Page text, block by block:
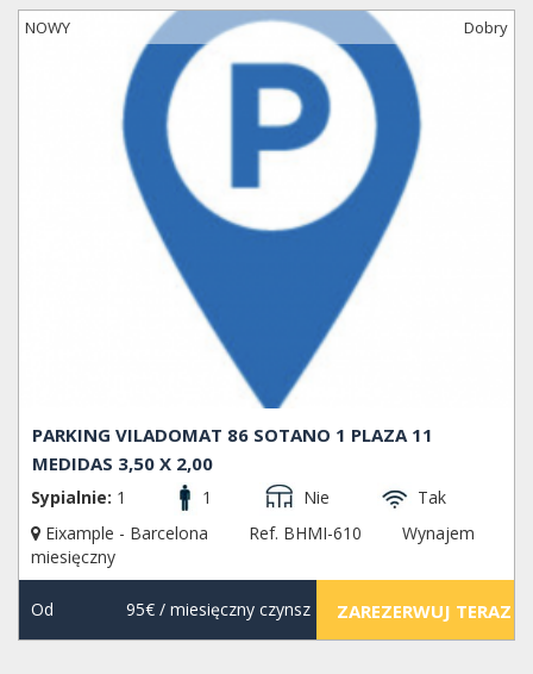
NOWY Dobry
PARKING VILADOMAT 86 SOTANO 1 PLAZA 11
MEDIDAS 3,50 X 2,00
Sypialnie: 1 1 Nie
Tak
Eixample - Barcelona
Ref. BHMI-610
Wynajem
miesięczny
Od 95€/ miesięczny czynsz ZAREZERWUJ TERAZ